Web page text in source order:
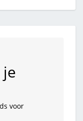
voor